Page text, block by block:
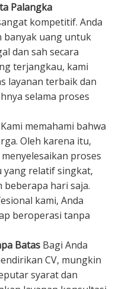
Palangka
kompetitif. Anda
banyak uang untuk
dan sah secara
terjangkau, kami
layanan terbaik dan
selama proses
Kami memahami bahwa
Oleh karena itu,
proses
yang relatif singkat,
beberapa hari saja.
kami, Anda
beroperasi tanpa
Batas Bagi Anda
CV, mungkin
syarat dan